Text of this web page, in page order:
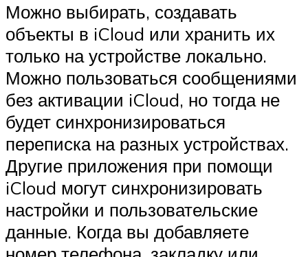
Можно выбирать, создавать
объекты в iCloud или хранить их
только на устройстве локально.
Можно пользоваться сообщениями
без активации iCloud, но тогда не
будет синхронизироваться
переписка на разных устройствах.
Другие приложения при помощи
iCloud могут синхронизировать
настройки и пользовательские
данные. Когда вы добавляете